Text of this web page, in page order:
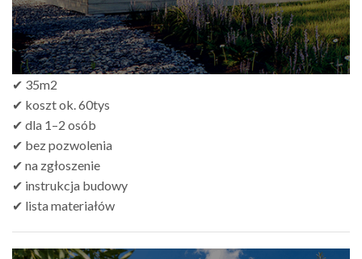
✔ 35m2
✔ koszt ok. 60tys
✔ dla 1–2 osób
✔ bez pozwolenia
✔ na zgłoszenie
✔ instrukcja budowy
✔ lista materiałów